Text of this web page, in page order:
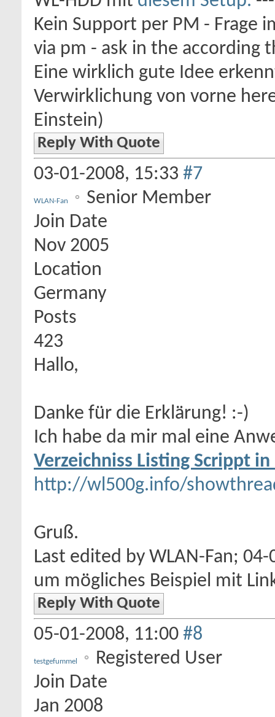
Kein Support per PM - Frage
via pm - ask in the according
Eine wirklich gute Idee
Verwirklichung von vorne
Einstein)
Reply With Quote
03-01-2008, 15:33 #7
WLAN-Fan
Senior Member
Join Date
Nov 2005
Location
Germany
Posts
423
Hallo,
Danke für die Erklärung! :-)
Ich habe da mir mal eine
Verzeichniss Listing Scrippt
http://wl500g.info/
Gruß.
Last edited by WLAN-Fan;
um mögliches Beispiel mit
Reply With Quote
05-01-2008, 11:00 #8
testgefummel
Registered User
Join Date
Jan 2008